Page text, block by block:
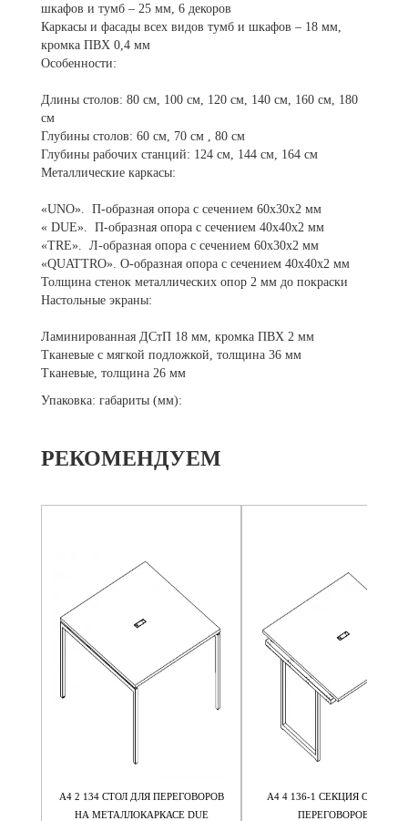
шкафов и тумб – 25 мм, 6 декоров
Каркасы и фасады всех видов тумб и шкафов – 18 мм,
кромка ПВХ 0,4 мм
Особенности:
Длины столов: 80 см, 100 см, 120 см, 140 см, 160 см, 180
см
Глубины столов: 60 см, 70 см , 80 см
Глубины рабочих станций: 124 см, 144 см, 164 см
Металлические каркасы:
«UNO». П-образная опора с сечением 60х30х2 мм
« DUE». П-образная опора с сечением 40х40х2 мм
«TRE». Л-образная опора с сечением 60х30х2 мм
«QUATTRO». О-образная опора с сечением 40х40х2 мм
Толщина стенок металлических опор 2 мм до покраски
Настольные экраны:
Ламинированная ДСтП 18 мм, кромка ПВХ 2 мм
Тканевые с мягкой подложкой, толщина 36 мм
Тканевые, толщина 26 мм
Упаковка: габариты (мм):
РЕКОМЕНДУЕМ
А4 2 134 СТОЛ ДЛЯ ПЕРЕГОВОРОВ
НА МЕТАЛЛОКАРКАСЕ DUE
А4 4 136-1 СЕКЦИЯ СТОЛА
ПЕРЕГОВОРОВ НА